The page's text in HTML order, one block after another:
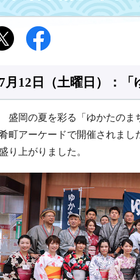
7月12日（土曜日）：
盛岡の夏を彩る「ゆかたのま
町アーケードで開催されま
盛り上がりました。